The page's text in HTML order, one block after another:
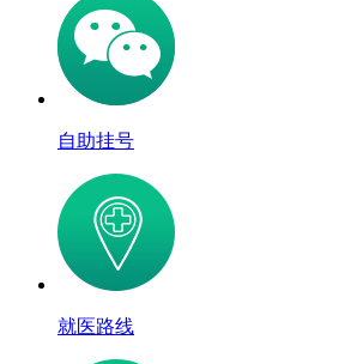
自助挂号
就医路线